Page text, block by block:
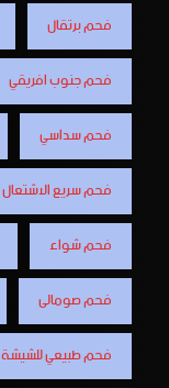
فحم برتقال
فحم جنوب افريقي
فحم سداسي
فحم سريع الاشتعال
فحم شواء
فحم صومالى
فحم طبيعي للشيشة